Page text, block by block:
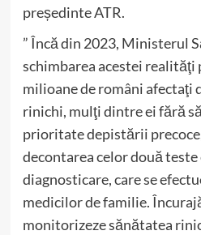
președinte ATR.
” Încă din 2023, Ministerul
schimbarea acestei realităţi
milioane de români afectaţi
rinichi, mulţi dintre ei fără
prioritate depistării
decontarea celor două
diagnosticare, care se
medicilor de familie.
monitorizeze sănătatea